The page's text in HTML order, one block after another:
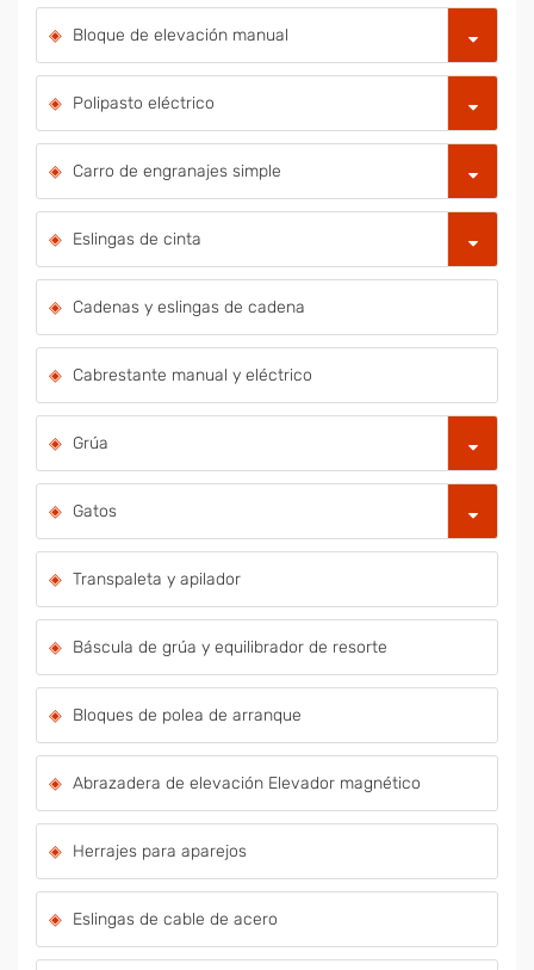
Bloque de elevación manual
Polipasto eléctrico
Carro de engranajes simple
Eslingas de cinta
Cadenas y eslingas de cadena
Cabrestante manual y eléctrico
Grúa
Gatos
Transpaleta y apilador
Báscula de grúa y equilibrador de resorte
Bloques de polea de arranque
Abrazadera de elevación Elevador magnético
Herrajes para aparejos
Eslingas de cable de acero